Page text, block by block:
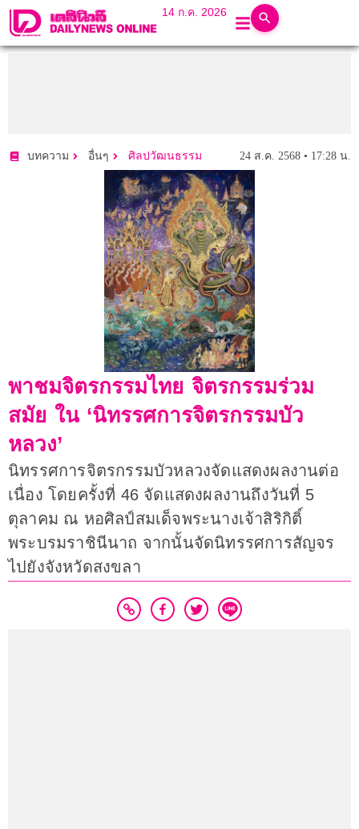
14 ก.ค. 2026
บทความ อื่นๆ ศิลปวัฒนธรรม 24 ส.ค. 2568 • 17:28 น.
พาชมจิตรกรรมไทย จิตรกรรมร่วม
สมัย ใน ‘นิทรรศการจิตรกรรมบัว
หลวง’
นิทรรศการจิตรกรรมบัวหลวงจัดแสดงผลงานต่อ
เนื่อง โดยครั้งที่ 46 จัดแสดงผลงานถึงวันที่ 5
ตุลาคม ณ หอศิลป์สมเด็จพระนางเจ้าสิริกิติ์
พระบรมราชินีนาถ จากนั้นจัดนิทรรศการสัญจร
ไปยังจังหวัดสงขลา